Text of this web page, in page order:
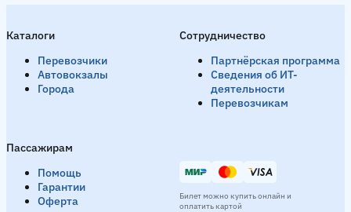
Каталоги
Перевозчики
Автовокзалы
Города
Пассажирам
Помощь
Гарантии
Оферта
Сотрудничество
Партнёрская программа
Сведения об ИТ-
деятельности
Перевозчикам
Билет можно купить онлайн и
оплатить картой